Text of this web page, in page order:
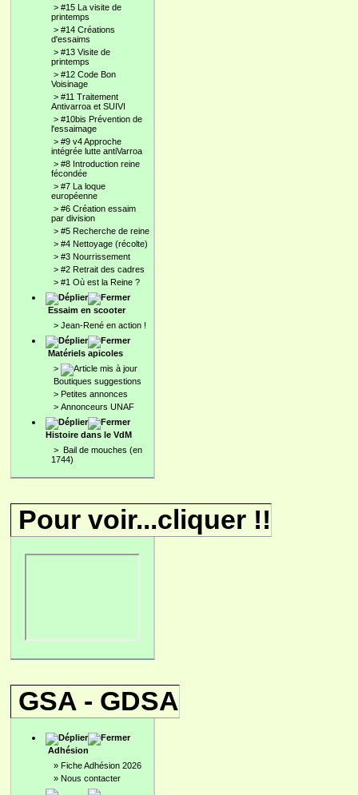
> #15 La visite de
printemps
> #14 Créations
d'essaims
> #13 Visite de
printemps
> #12 Code Bon
Voisinage
> #11 Traitement
Antivarroa et SUIVI
> #10bis Prévention de
l'essaimage
> #9 v4 Approche
intégrée lutte antiVarroa
> #8 Introduction reine
fécondée
> #7 La loque
européenne
> #6 Création essaim
par division
> #5 Recherche de reine
> #4 Nettoyage (récolte)
> #3 Nourrissement
> #2 Retrait des cadres
> #1 Où est la Reine ?
Essaim en scooter
> Jean-René en action !
Matériels apicoles
>
Boutiques suggestions
> Petites annonces
> Annonceurs UNAF
Histoire dans le VdM
> Bail de mouches (en
1744)
Pour voir...cliquer !!
GSA - GDSA
Adhésion
» Fiche Adhésion 2026
» Nous contacter